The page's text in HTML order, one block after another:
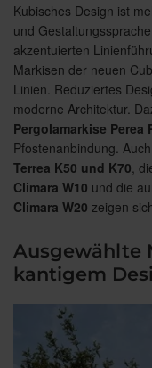
Kubisches Design ist
und
akzentuierten
Markisen der neuen
Linien. Reduziertes
moderne Architektur.
Pergolamarkise Perea
Pfostenanbindung.
Terrea K50 und K70 ,
Climara W10 und die
Climara W20 zeigen
Ausgewählte
kantigem